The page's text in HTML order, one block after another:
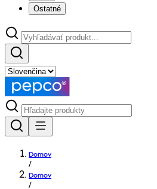
Ostatné
Domov
/
Domov
/